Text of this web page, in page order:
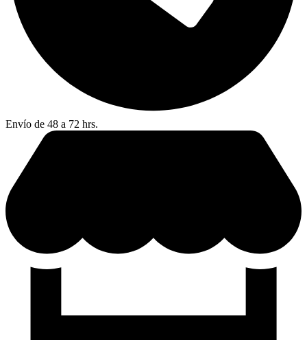
Envío de 48 a 72 hrs.